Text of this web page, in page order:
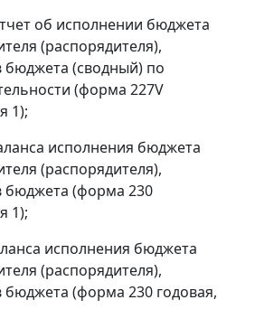
об исполнении бюджета
(распорядителя),
бюджета (сводный) по
(форма 227V
1);
исполнения бюджета
(распорядителя),
бюджета (форма 230
1);
исполнения бюджета
(распорядителя),
бюджета (форма 230 годовая,